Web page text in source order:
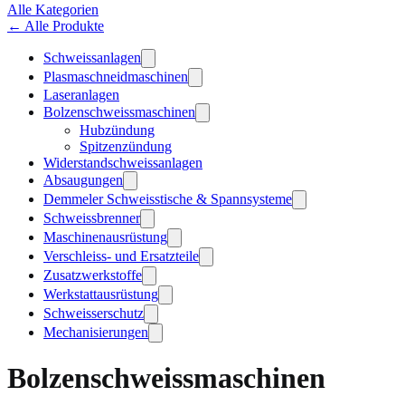
Alle Kategorien
← Alle Produkte
Schweissanlagen
Plasmaschneidmaschinen
Laseranlagen
Bolzenschweissmaschinen
Hubzündung
Spitzenzündung
Widerstandschweissanlagen
Absaugungen
Demmeler Schweisstische & Spannsysteme
Schweissbrenner
Maschinenausrüstung
Verschleiss- und Ersatzteile
Zusatzwerkstoffe
Werkstattausrüstung
Schweisserschutz
Mechanisierungen
Bolzenschweissmaschinen